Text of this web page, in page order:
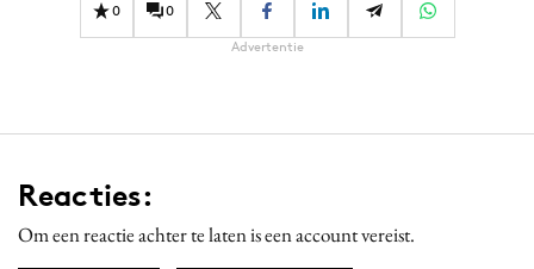
0 0
Advertentie
Reacties:
Om een reactie achter te laten is een account vereist.